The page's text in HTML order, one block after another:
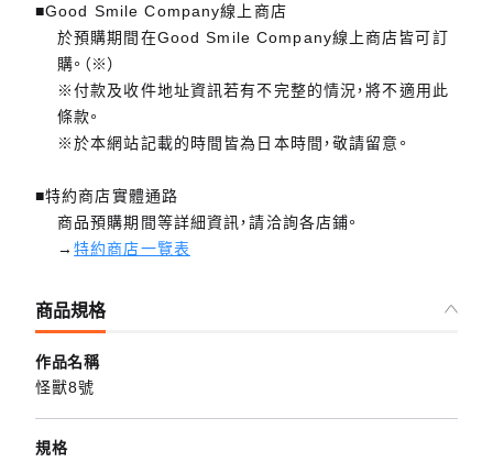
■Good Smile Company線上商店
於預購期間在Good Smile Company線上商店皆可訂
購。（※）
※付款及收件地址資訊若有不完整的情況，將不適用此
條款。
※於本網站記載的時間皆為日本時間，敬請留意。
■特約商店實體通路
商品預購期間等詳細資訊，請洽詢各店鋪。
→特約商店一覽表
商品規格
作品名稱
怪獸8號
規格